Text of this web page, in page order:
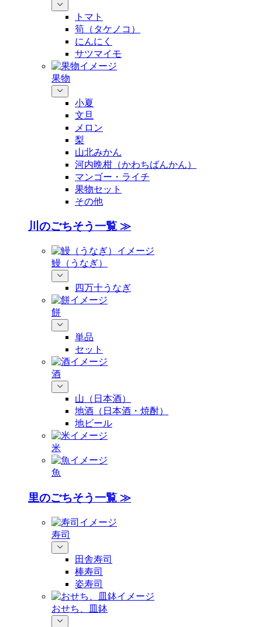
トマト
筍（タケノコ）
にんにく
サツマイモ
果物
小夏
文旦
メロン
梨
山北みかん
河内晩柑（かわちばんかん）
マンゴー・ライチ
果物セット
その他
川のごちそう一覧 ≫
鰻（うなぎ）
四万十うなぎ
餅
単品
セット
酒
山（日本酒）
地酒（日本酒・焼酎）
地ビール
米
魚
里のごちそう一覧 ≫
寿司
田舎寿司
棒寿司
姿寿司
おせち、皿鉢